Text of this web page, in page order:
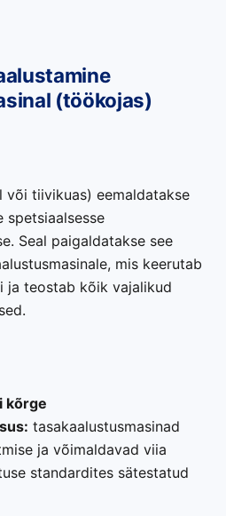
(töökojas)
või tiivikuas) eemaldatakse
spetsiaalsesse
Seal paigaldatakse see
mis keerutab
ja teostab kõik vajalikud
kõrge
tasakaalustusmasinad
ja võimaldavad viia
standardites sätestatud